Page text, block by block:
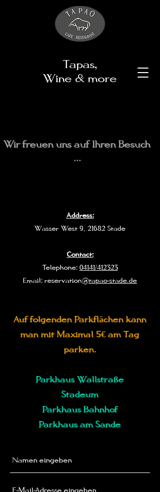
Tapas,
Wine & more
Wir freuen uns auf Ihren Besuch
...
Address:
Wasser West 9, 21682 Stade
Contact:
Telephone: 04141/412323
Email: reservation@tapao-stade.de
Auf folgenden Parkflächen kann
man mit Maximal 5€ am Tag
parken.
Parkhaus Wallstraße
Stadeum
Parkhaus Bahnhof
Parkhaus am Sande